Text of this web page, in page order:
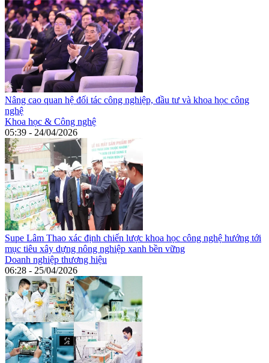
Nâng cao quan hệ đối tác công nghiệp, đầu tư và khoa học công
nghệ
Khoa học & Công nghệ
05:39 - 24/04/2026
Supe Lâm Thao xác định chiến lược khoa học công nghệ hướng tới
mục tiêu xây dựng nông nghiệp xanh bền vững
Doanh nghiệp thương hiệu
06:28 - 25/04/2026